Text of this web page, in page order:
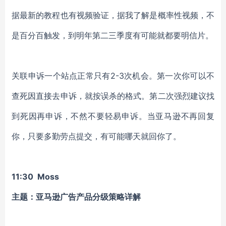
据最新的教程也有视频验证，据我了解是概率性视频，不
是百分百触发，到明年第二三季度有可能就都要明信片。
关联申诉一个站点正常只有2-3次机会。第一次你可以不
查死因直接去申诉，就按误杀的格式。第二次强烈建议找
到死因再申诉，不然不要轻易申诉。当亚马逊不再回复
你，只要多勤劳点提交，有可能哪天就回你了。
11:30 Moss
主题：亚马逊广告产品分级策略详解